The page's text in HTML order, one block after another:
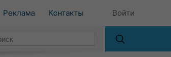
Реклама Контакты Войти